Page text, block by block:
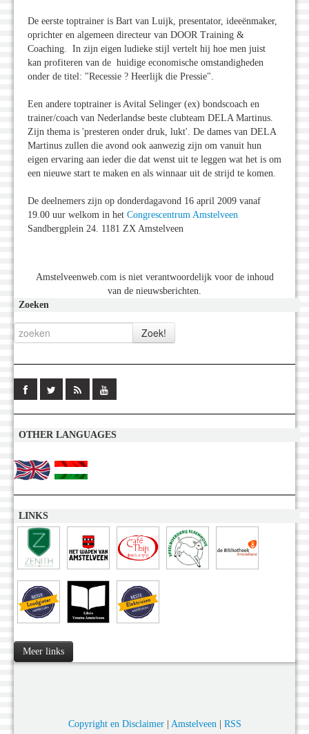
De eerste toptrainer is Bart van Luijk, presentator, ideeënmaker,
oprichter en algemeen directeur van DOOR Training &
Coaching. In zijn eigen ludieke stijl vertelt hij hoe men juist
kan profiteren van de huidige economische omstandigheden
onder de titel: "Recessie ? Heerlijk die Pressie".
Een andere toptrainer is Avital Selinger (ex) bondscoach en
trainer/coach van Nederlandse beste clubteam DELA Martinus.
Zijn thema is 'presteren onder druk, lukt'. De dames van DELA
Martinus zullen die avond ook aanwezig zijn om vanuit hun
eigen ervaring aan ieder die dat wenst uit te leggen wat het is om
een nieuwe start te maken en als winnaar uit de strijd te komen.
De deelnemers zijn op donderdagavond 16 april 2009 vanaf
19.00 uur welkom in het Congrescentrum Amstelveen
Sandbergplein 24. 1181 ZX Amstelveen
Amstelveenweb.com is niet verantwoordelijk voor de inhoud
van de nieuwsberichten.
Zoeken
OTHER LANGUAGES
LINKS
Meer links
Copyright en Disclaimer| Amstelveen| RSS